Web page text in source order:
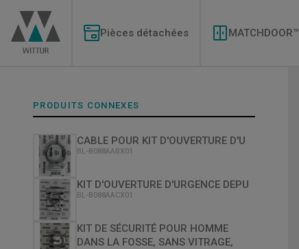
contenu
principal
Pièces détachées
MATCHDOOR™
PRODUITS CONNEXES
CABLE POUR KIT D'OUVERTURE D'U
BL-B088AABX01
KIT D'OUVERTURE D'URGENCE DEPU
BL-B088AACX01
KIT DE SÉCURITÉ POUR HOMME
DANS LA FOSSE, SANS VITRAGE,